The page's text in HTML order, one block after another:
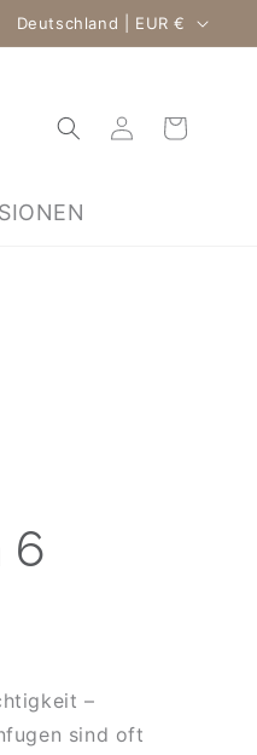
Land/Region Deutschland | EUR €
EinloggenWarenkorb
6
–
sind oft